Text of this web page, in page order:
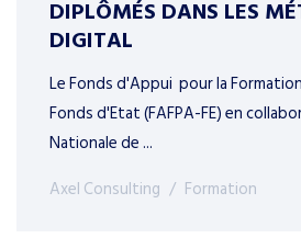
DIPLÔMÉS DANS LES
DIGITAL
Le Fonds d'Appui pour la
Fonds d'Etat (FAFPA-FE) en
Nationale de ...
Axel Consulting
Formation